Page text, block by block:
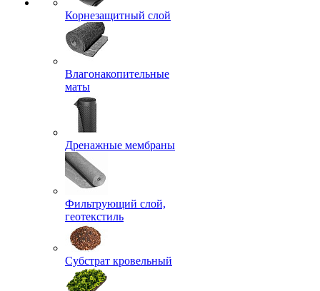
Корнезащитный слой
Влагонакопительные
маты
Дренажные мембраны
Фильтрующий слой,
геотекстиль
Субстрат кровельный